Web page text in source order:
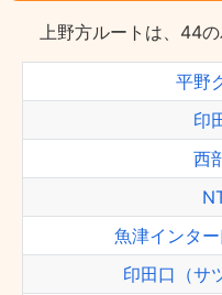
上野方ルートは、44の
平野
印
西
魚津インター
印田口（サ